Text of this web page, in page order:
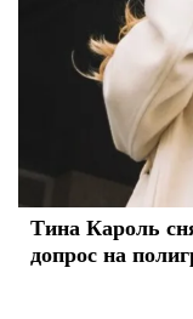
Тина Кароль
допрос на